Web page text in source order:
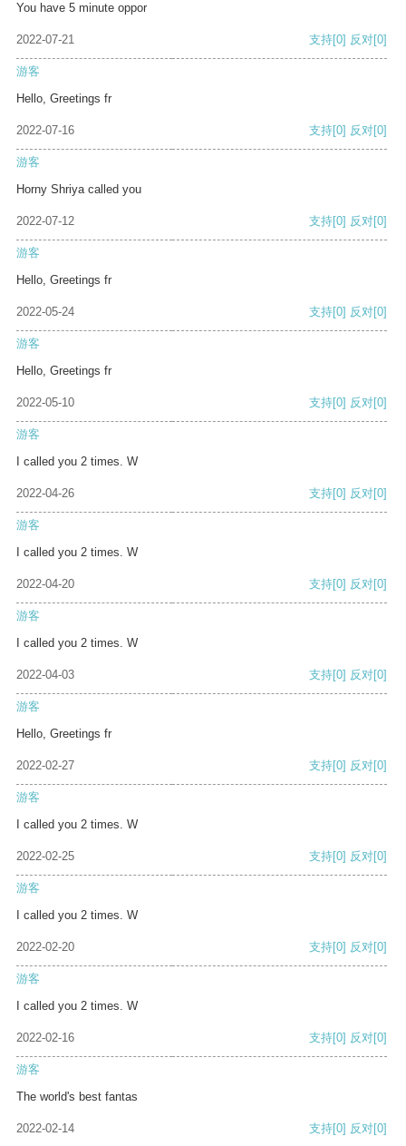
You have 5 minute oppor
2022-07-21 支持[0] 反对[0]
游客
Hello, Greetings fr
2022-07-16 支持[0] 反对[0]
游客
Horny Shriya called you
2022-07-12 支持[0] 反对[0]
游客
Hello, Greetings fr
2022-05-24 支持[0] 反对[0]
游客
Hello, Greetings fr
2022-05-10 支持[0] 反对[0]
游客
I called you 2 times. W
2022-04-26 支持[0] 反对[0]
游客
I called you 2 times. W
2022-04-20 支持[0] 反对[0]
游客
I called you 2 times. W
2022-04-03 支持[0] 反对[0]
游客
Hello, Greetings fr
2022-02-27 支持[0] 反对[0]
游客
I called you 2 times. W
2022-02-25 支持[0] 反对[0]
游客
I called you 2 times. W
2022-02-20 支持[0] 反对[0]
游客
I called you 2 times. W
2022-02-16 支持[0] 反对[0]
游客
The world's best fantas
2022-02-14 支持[0] 反对[0]